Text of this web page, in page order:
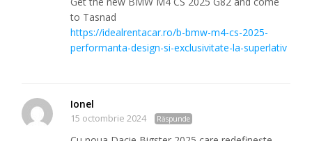
to Tasnad
https://idealrentacar.ro/b-bmw-m4-cs-2025-
performanta-design-si-exclusivitate-la-superlativ
Ionel
15 octombrie 2024 Răspunde